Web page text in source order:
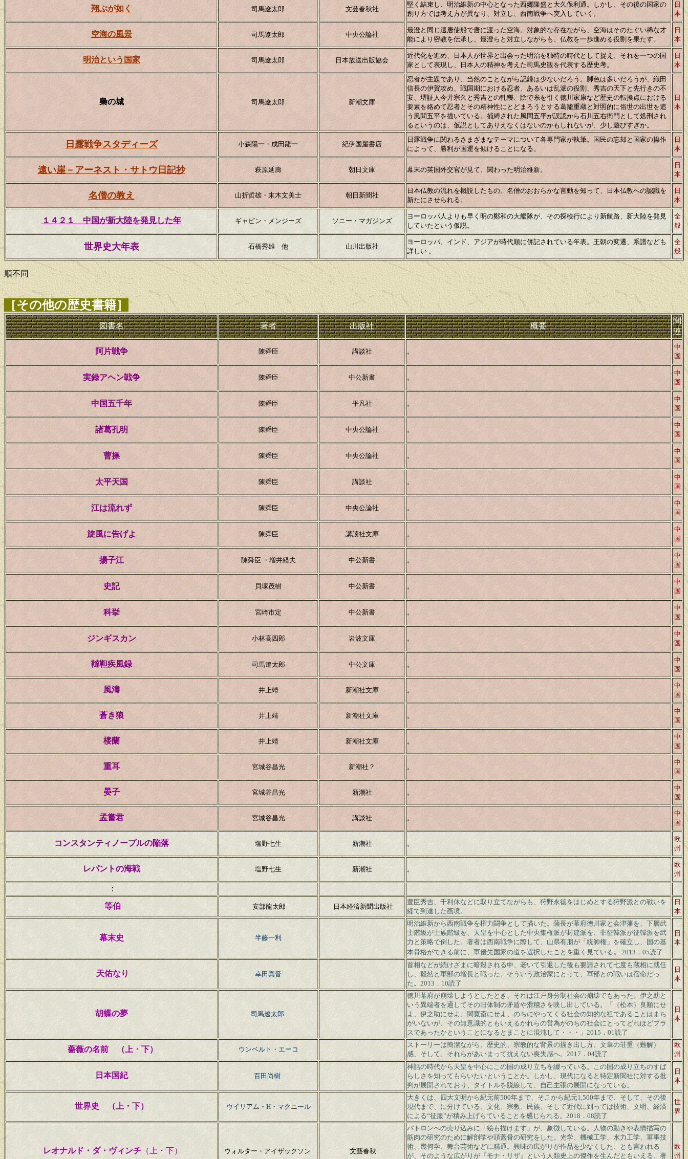
翔ぶが如く 司馬遼太郎 文芸春秋社
堅く結束し、明治維新の中心となった西郷隆盛と大久保利通。しかし、その後の国家の
創り方では考え方が異なり、対立し、西南戦争へ突入していく。
日
本
空海の風景 司馬遼太郎 中央公論社
最澄と同じ遣唐使船で唐に渡った空海。対象的な存在ながら、空海はそのたぐい稀な才
能により密教を伝承し、最澄らと対立しながらも、仏教を一歩進める役割を果たす。
日
本
明治という国家 司馬遼太郎 日本放送出版協会
近代化を進め、日本人が世界と出会った明治を独特の時代として捉え、それを一つの国
家として表現し、日本人の精神を考えた司馬史観を代表する歴史考。
日
本
梟の城 司馬遼太郎 新潮文庫
忍者が主題であり、当然のことながら記録は少ないだろう。脚色は多いだろうが、織田
信長の伊賀攻め、戦国期における忍者、あるいは乱派の役割、秀吉の天下と先行きの不
安、堺証人今井宗久と秀吉との軋轢、陰で糸を引く徳川家康など歴史の転換点における
要素を絡めて忍者とその精神性にとどまろうとする葛籠重蔵と対照的に俗世の出世を追
う風間五平を描いている。捕縛された風間五平が誤認から石川五右衛門として処刑され
るというのは、仮説としてありえなくはないのかもしれないが、少し遊びすぎか。
日
本
日露戦争スタディーズ 小森陽一・成田龍一 紀伊国屋書店
日露戦争に関わるさまざまなテーマについて各専門家が執筆。国民の忘却と国家の操作
によって、勝利が国運を傾けることになる。
日
本
遠い崖－アーネスト・サトウ日記抄 萩原延壽 朝日文庫 幕末の英国外交官が見て、関わった明治維新。
日
本
名僧の教え 山折哲雄・末木文美士 朝日新聞社
日本仏教の流れを概説したもの。名僧のおおらかな言動を知って、日本仏教への認識を
新たにさせられる。
日
本
１４２１ 中国が新大陸を発見した年 ギャビン・メンジーズ ソニー・マガジンズ
ヨーロッパ人よりも早く明の鄭和の大艦隊が、その探検行により新航路、新大陸を発見
していたという仮説。
全
般
世界史大年表 石橋秀雄 他 山川出版社
ヨーロッパ、インド、アジアが時代順に併記されている年表。王朝の変遷、系譜なども
詳しい 。
全
般
順不同
［その他の歴史書籍］
図書名 著者 出版社 概要
関
連
阿片戦争 陳舜臣 講談社 。
中
国
実録アヘン戦争 陳舜臣 中公新書 。
中
国
中国五千年 陳舜臣 平凡社 。
中
国
諸葛孔明 陳舜臣 中央公論社 。
中
国
曹操 陳舜臣 中央公論社 。
中
国
太平天国 陳舜臣 講談社 。
中
国
江は流れず 陳舜臣 中央公論社 。
中
国
旋風に告げよ 陳舜臣 講談社文庫 。
中
国
揚子江 陳舜臣 ・増井経夫 中公新書 。
中
国
史記 貝塚茂樹 中公新書 。
中
国
科挙 宮崎市定 中公新書 。
中
国
ジンギスカン 小林高四郎 岩波文庫 。
中
国
韃靼疾風録 司馬遼太郎 中公文庫 。
中
国
風濤 井上靖 新潮社文庫 。
中
国
蒼き狼 井上靖 新潮社文庫 。
中
国
楼蘭 井上靖 新潮社文庫 。
中
国
重耳 宮城谷昌光 新潮社？ 。
中
国
晏子 宮城谷昌光 新潮社 。
中
国
孟嘗君 宮城谷昌光 講談社 。
中
国
コンスタンティノープルの陥落 塩野七生 新潮社 。
欧
州
レパントの海戦 塩野七生 新潮社 。
欧
州
：
等伯
安部龍太郎 日本経済新聞出版社
豊臣秀吉、千利休などに取り立てながらも、狩野永徳をはじめとする狩野派との戦いを
経て到達した画境。
日
本
幕末史 半藤一利
明治維新から西南戦争を権力闘争として描いた。薩長が幕府徳川家と会津藩を、下層武
士階級が士族階級を、天皇を中心とした中央集権派が封建派を、非征韓派が征韓派を武
力と策略で倒した。著者は西南戦争に際して、山県有朋が「統帥権」を確立し、国の基
本骨格ができる前に、軍優先国家の道を選択したことを重く見ている 。 2013．05読了
日
本
天佑なり 幸田真音
首相などが続けざまに暗殺される中、老いて引退した後も要請されて七度も蔵相に就任
し、毅然と軍部の増長と戦った。そういう政治家にとって、軍部との戦いは宿命だっ
た。2013．10読了
日
本
胡蝶の夢 司馬遼太郎
徳川幕府が崩壊しようとしたとき、それは江戸身分制社会の崩壊でもあった。伊之助と
いう異端者を通してその旧体制の矛盾や滑稽さを映し出している。「（松本）良順にせ
よ、伊之助にせよ、関寛斎にせよ、のちにやってくる社会の知的な祖であることはまち
がいないが、その無意識的ともいえるかれらの営為がのちの社会にとってどれほどプラ
スであったかということになるとまことに混沌して・・・」 2015．01読了
日
本
薔薇の名前 （上・下） ウンベルト・エーコ
ストーリーは簡潔ながら、歴史的、宗教的な背景の描き出し方、文章の荘重（難解）
感、そして、それらがあいまって抗えない喪失感へ。 2017．04読了
欧
州
日本国紀 百田尚樹
神話の時代から天皇を中心にこの国の成り立ちを綴っている。この国の成り立ちのすば
らしさを知ってもらいたいということか。しかし、現代になると特定新聞社に対する批
判が展開されており、タイトルを脱線して、自己主張の展開になっている。
日
本
世界史 （上・下） ウイリアム・H・マクニール
大きくは、四大文明から紀元前500年まで、そこから紀元1,500年まで、そして、その後
現代まで、に分けている。文化、宗教、民族、そして近代に到っては技術、文明、経済
による“征服”が積み上げらていることを感じられる。 2018．08読了
世
界
レオナルド・ダ・ヴィンチ （上・下） ウォルター・アイザックソン 文藝春秋
パトロンへの売り込みに「絵も描けます」が、象徴している。人物の動きや表情描写の
筋肉の研究のために解剖学や頭蓋骨の研究をした。光学、機械工学、水力工学、軍事技
術、幾何学、舞台芸術などに精通。興味の広がりが作品を少なくした、とも言われる
が、そのような広がりが『モナ・リザ』という人類史上の傑作を生んだともいえる。著
欧
州